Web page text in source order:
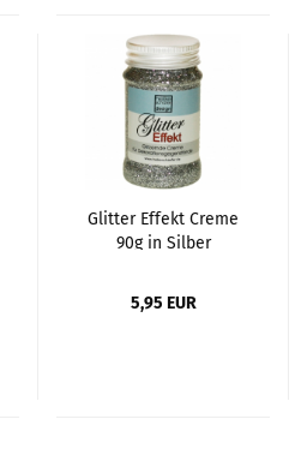
Glitter Effekt Creme
90g in Silber
5,95 EUR